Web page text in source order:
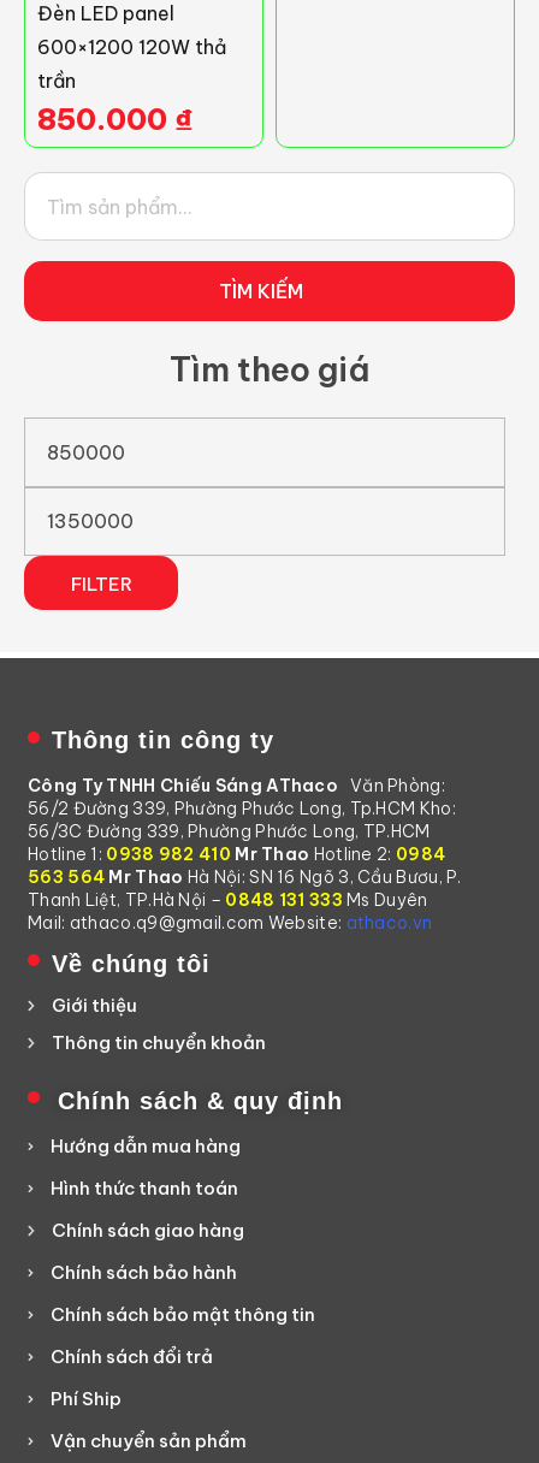
Đèn LED panel
600×1200 120W thả
trần
850.000 ₫
TÌM KIẾM
Tìm theo giá
FILTER
Thông tin công ty
Công Ty TNHH Chiếu Sáng AThaco
Văn Phòng:
56/2 Đường 339, Phường Phước Long, Tp.HCM Kho:
56/3C Đường 339, Phường Phước Long, TP.HCM
Hotline 1: 0938 982 410 Mr Thao Hotline 2: 0984
563 564 Mr Thao Hà Nội: SN 16 Ngõ 3, Cầu Bươu, P.
Thanh Liệt, TP.Hà Nội – 0848 131 333 Ms Duyên
Mail: athaco.q9@gmail.com Website: athaco.vn
Về chúng tôi
Giới thiệu
Thông tin chuyển khoản
Chính sách & quy định
Hướng dẫn mua hàng
Hình thức thanh toán
Chính sách giao hàng
Chính sách bảo hành
Chính sách bảo mật thông tin
Chính sách đổi trả
Phí Ship
Vận chuyển sản phẩm